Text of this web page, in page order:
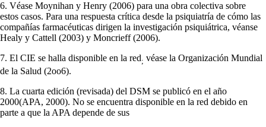
6. Véase Moynihan y Henry (2006) para una obra colectiva sobre
estos casos. Para una respuesta crítica desde la psiquiatría de cómo las
compañías farmacéuticas dirigen la investigación psiquiátrica, véanse
Healy y Cattell (2003) y Moncrieff (2006).
7. El CIE se halla disponible en la red; véase la Organización Mundial
de la Salud (2oo6).
8. La cuarta edición (revisada) del DSM se publicó en el año
2000(APA, 2000). No se encuentra disponible en la red debido en
parte a que la APA depende de sus